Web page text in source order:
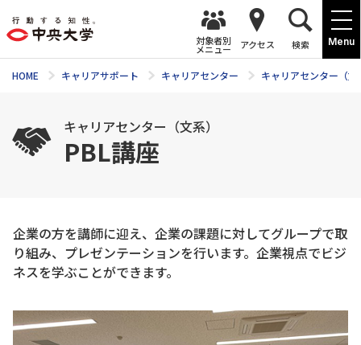
Menu
対象者別
メニュー アクセス 検索
HOME キャリアサポート キャリアセンター キャリアセンター（文
キャリアセンター（文系）
PBL講座
企業の方を講師に迎え、企業の課題に対してグループで取
り組み、プレゼンテーションを行います。企業視点でビジ
ネスを学ぶことができます。